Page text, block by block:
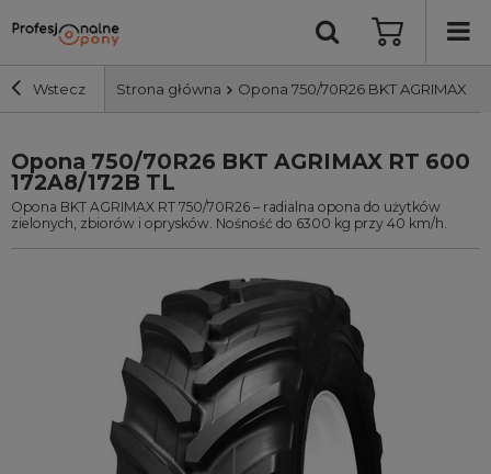
Wstecz Strona główna Opona 750/70R26 BKT AGRIMAX RT
Szerokość i profil
Średnica
Wyszukaj
Opona 750/70R26 BKT AGRIMAX RT 600
172A8/172B TL
Opona BKT AGRIMAX RT 750/70R26 – radialna opona do użytków
zielonych, zbiorów i oprysków. Nośność do 6300 kg przy 40 km/h.